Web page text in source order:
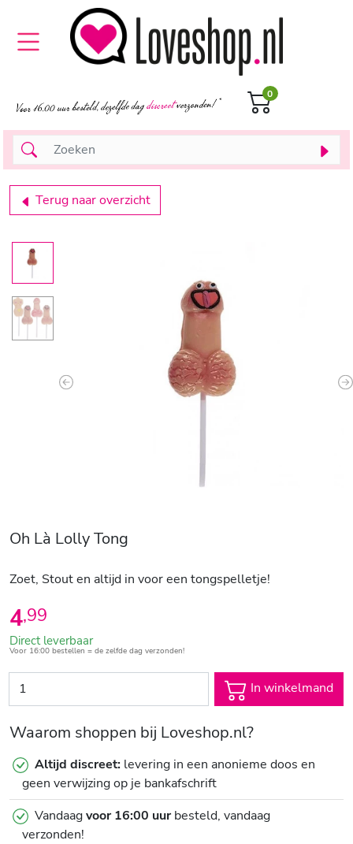
0
Terug naar overzicht
Previous
Oh Là Lolly Tong
Zoet, Stout en altijd in voor een tongspelletje!
4,99
Direct leverbaar
Voor 16:00 bestellen = de zelfde dag verzonden!
In winkelmand
Waarom shoppen bij Loveshop.nl?
Altijd discreet: levering in een anonieme doos en
geen verwijzing op je bankafschrift
Vandaagvoor 16:00 uurbesteld, vandaag
verzonden!